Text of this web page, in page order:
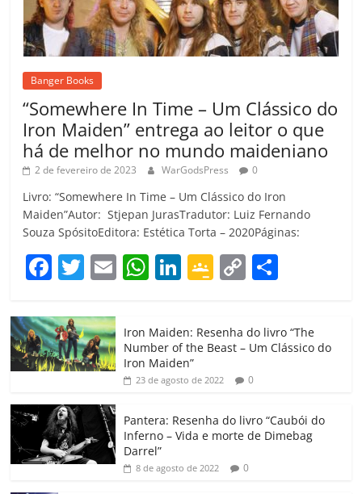
Banger Books
“Somewhere In Time – Um Clássico do
Iron Maiden” entrega ao leitor o que
há de melhor no mundo maideniano
2 de fevereiro de 2023 WarGodsPress 0
Livro: “Somewhere In Time – Um Clássico do Iron
Maiden”Autor: Stjepan JurasTradutor: Luiz Fernando
Souza SpósitoEditora: Estética Torta – 2020Páginas:
F
c
e
b
o
o
k
T
itt
er
E W
at
s
A
p
Li
e
dI
G
gl
e
Cl
a
ss
ro
C
p
y
Li
k
m
p
h
ar
Iron Maiden: Resenha do livro “The
Number of the Beast – Um Clássico do
Iron Maiden”
23 de agosto de 2022 0
Pantera: Resenha do livro “Caubói do
Inferno – Vida e morte de Dimebag
Darrel”
8 de agosto de 2022 0